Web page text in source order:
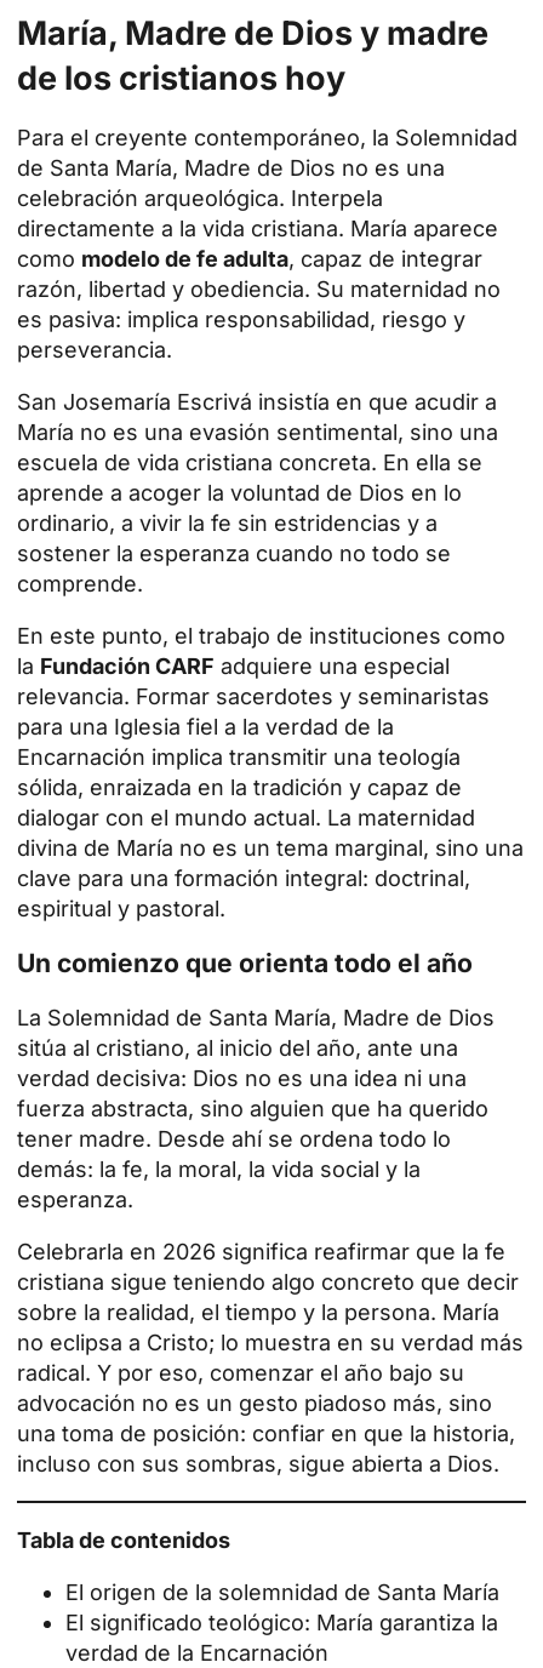
María, Madre de Dios y madre
de los cristianos hoy
Para el creyente contemporáneo, la Solemnidad
de Santa María, Madre de Dios no es una
celebración arqueológica. Interpela
directamente a la vida cristiana. María aparece
como modelo de fe adulta, capaz de integrar
razón, libertad y obediencia. Su maternidad no
es pasiva: implica responsabilidad, riesgo y
perseverancia.
San Josemaría Escrivá insistía en que acudir a
María no es una evasión sentimental, sino una
escuela de vida cristiana concreta. En ella se
aprende a acoger la voluntad de Dios en lo
ordinario, a vivir la fe sin estridencias y a
sostener la esperanza cuando no todo se
comprende.
En este punto, el trabajo de instituciones como
la Fundación CARF adquiere una especial
relevancia. Formar sacerdotes y seminaristas
para una Iglesia fiel a la verdad de la
Encarnación implica transmitir una teología
sólida, enraizada en la tradición y capaz de
dialogar con el mundo actual. La maternidad
divina de María no es un tema marginal, sino una
clave para una formación integral: doctrinal,
espiritual y pastoral.
Un comienzo que orienta todo el año
La Solemnidad de Santa María, Madre de Dios
sitúa al cristiano, al inicio del año, ante una
verdad decisiva: Dios no es una idea ni una
fuerza abstracta, sino alguien que ha querido
tener madre. Desde ahí se ordena todo lo
demás: la fe, la moral, la vida social y la
esperanza.
Celebrarla en 2026 significa reafirmar que la fe
cristiana sigue teniendo algo concreto que decir
sobre la realidad, el tiempo y la persona. María
no eclipsa a Cristo; lo muestra en su verdad más
radical. Y por eso, comenzar el año bajo su
advocación no es un gesto piadoso más, sino
una toma de posición: confiar en que la historia,
incluso con sus sombras, sigue abierta a Dios.
Tabla de contenidos
El origen de la solemnidad de Santa María
El significado teológico: María garantiza la
verdad de la Encarnación